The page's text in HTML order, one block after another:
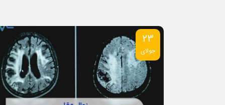
23
جولای